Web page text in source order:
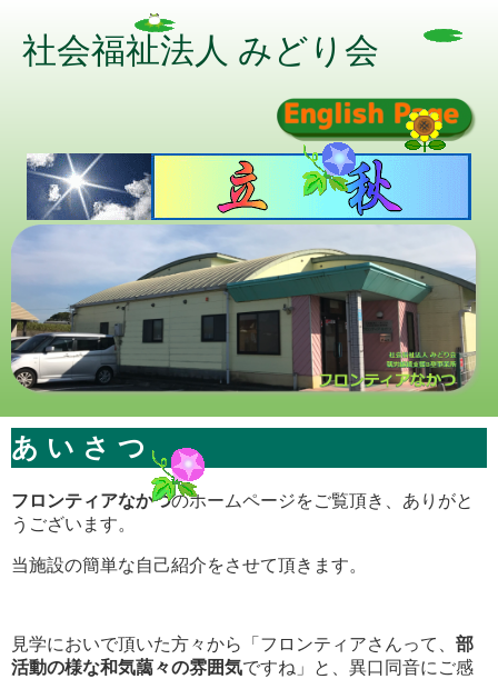
社会福祉法人 みどり会
あ い さ つ
フロンティアなかつのホームページをご覧頂き、ありがと
うございます。
当施設の簡単な自己紹介をさせて頂きます。
見学においで頂いた方々から「フロンティアさんって、 部
活動の様な和気藹々の雰囲気ですね」と、異口同音にご感